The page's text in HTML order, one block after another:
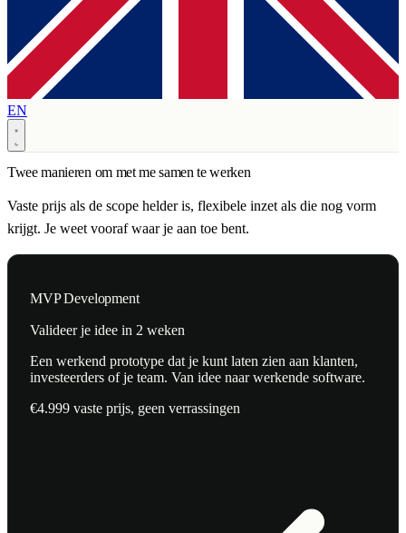
EN
Twee manieren om met me samen te werken
Vaste prijs als de scope helder is, flexibele inzet als die nog vorm
krijgt. Je weet vooraf waar je aan toe bent.
MVP Development
Valideer je idee in 2 weken
Een werkend prototype dat je kunt laten zien aan klanten,
investeerders of je team. Van idee naar werkende software.
€4.999 vaste prijs, geen verrassingen